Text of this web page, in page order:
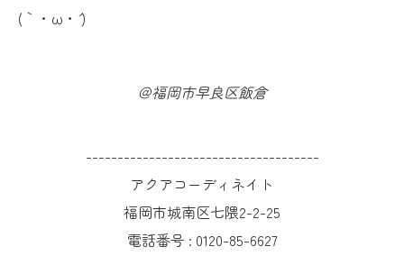
(｀・ω・´ )
＠福岡市早良区飯倉
-------------------------------------
アクアコーディネイト
福岡市城南区七隈2-2-25
電話番号 : 0120-85-6627